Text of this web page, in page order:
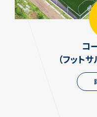
コ
（フット